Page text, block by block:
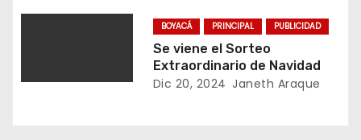
r
d
BOYACÁ PRINCIPAL PUBLICIDAD
Se viene el Sorteo
Extraordinario de Navidad
Dic 20, 2024 Janeth Araque